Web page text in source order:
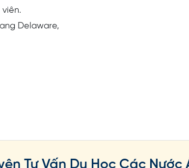
Delaware,
top 500 của
quá đắt đỏ
Tư Vấn Du Học Các Nước